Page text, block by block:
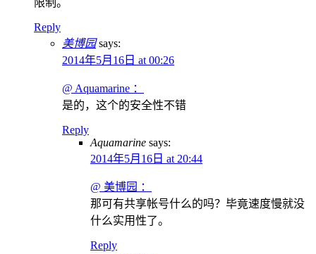
Reply
美博园 says:
2014年5月16日 at 00:26
@ Aquamarine ：
是的，这个的安全性不错
Reply
Aquamarine says:
2014年5月16日 at 20:44
@ 美博园 ：
那可有共享帐号什么的吗？毕竟速度慢就没
什么实用性了。
Reply